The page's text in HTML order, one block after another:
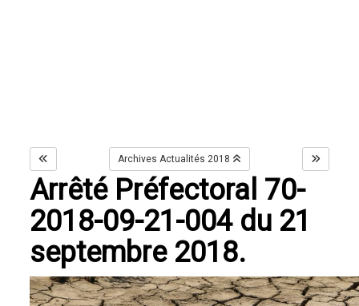
Archives Actualités 2018
Arrêté Préfectoral 70-
2018-09-21-004 du 21
septembre 2018.